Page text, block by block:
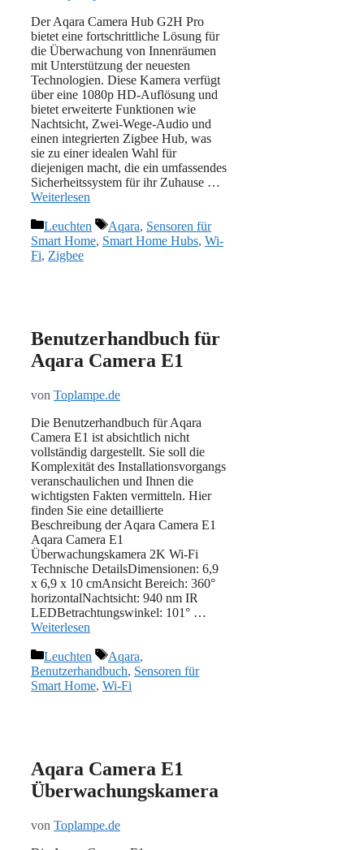
Der Aqara Camera Hub G2H Pro
bietet eine fortschrittliche Lösung für
die Überwachung von Innenräumen
mit Unterstützung der neuesten
Technologien. Diese Kamera verfügt
über eine 1080p HD-Auflösung und
bietet erweiterte Funktionen wie
Nachtsicht, Zwei-Wege-Audio und
einen integrierten Zigbee Hub, was
sie zu einer idealen Wahl für
diejenigen macht, die ein umfassendes
Sicherheitssystem für ihr Zuhause …
Weiterlesen
Kategorien
Leuchten Schlagwörter
Aqara, Sensoren für
Smart Home, Smart Home Hubs, Wi-
Fi, Zigbee
Benutzerhandbuch für
Aqara Camera E1
von Toplampe.de
Die Benutzerhandbuch für Aqara
Camera E1 ist absichtlich nicht
vollständig dargestellt. Sie soll die
Komplexität des Installationsvorgangs
veranschaulichen und Ihnen die
wichtigsten Fakten vermitteln. Hier
finden Sie eine detaillierte
Beschreibung der Aqara Camera E1
Aqara Camera E1
Überwachungskamera 2K Wi-Fi
Technische DetailsDimensionen: 6,9
x 6,9 x 10 cmAnsicht Bereich: 360°
horizontalNachtsicht: 940 nm IR
LEDBetrachtungswinkel: 101° …
Weiterlesen
Kategorien
Leuchten Schlagwörter
Aqara,
Benutzerhandbuch, Sensoren für
Smart Home, Wi-Fi
Aqara Camera E1
Überwachungskamera
von Toplampe.de